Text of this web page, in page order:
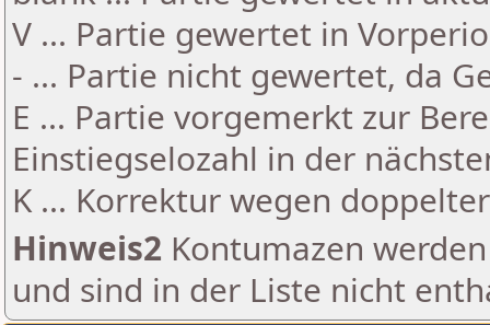
V ... Partie gewertet in
- ... Partie nicht gewertet, da
E ... Partie vorgemerkt zur
Einstiegselozahl in der
K ... Korrektur wegen
Hinweis2 Kontumazen
und sind in der Liste nicht